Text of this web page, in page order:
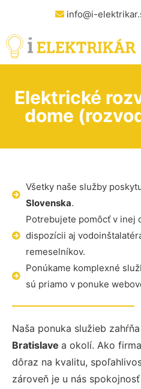
info@i-
Elektrické
dome
Všetky naše služby
Slovenska.
Potrebujete pomôcť v inej
dispozícii aj
remeselníkov.
Ponúkame komplexné
sú priamo v ponuke
Naša ponuka služieb
Bratislave a okolí. Ako
dôraz na kvalitu,
zároveň je u nás